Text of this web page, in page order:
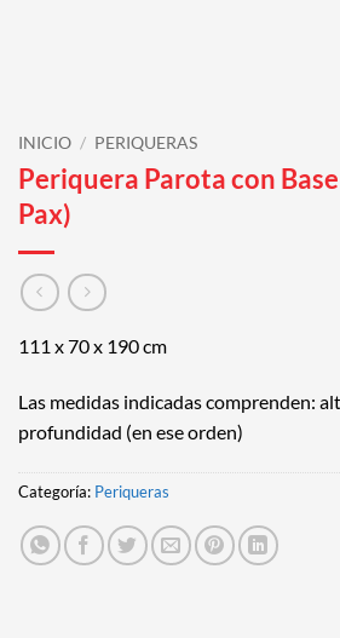
INICIO / PERIQUERAS
Periquera Parota con
Pax)
111 x 70 x 190 cm
Las medidas indicadas comprenden:
profundidad (en ese orden)
Categoría: Periqueras